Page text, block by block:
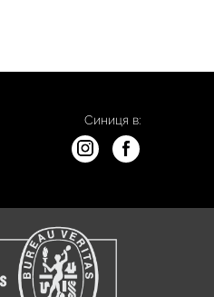
Синиця в: